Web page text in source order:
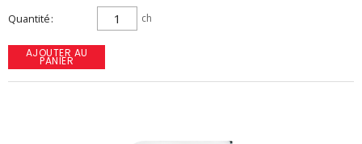
Quantité ch
AJOUTER AU
PANIER